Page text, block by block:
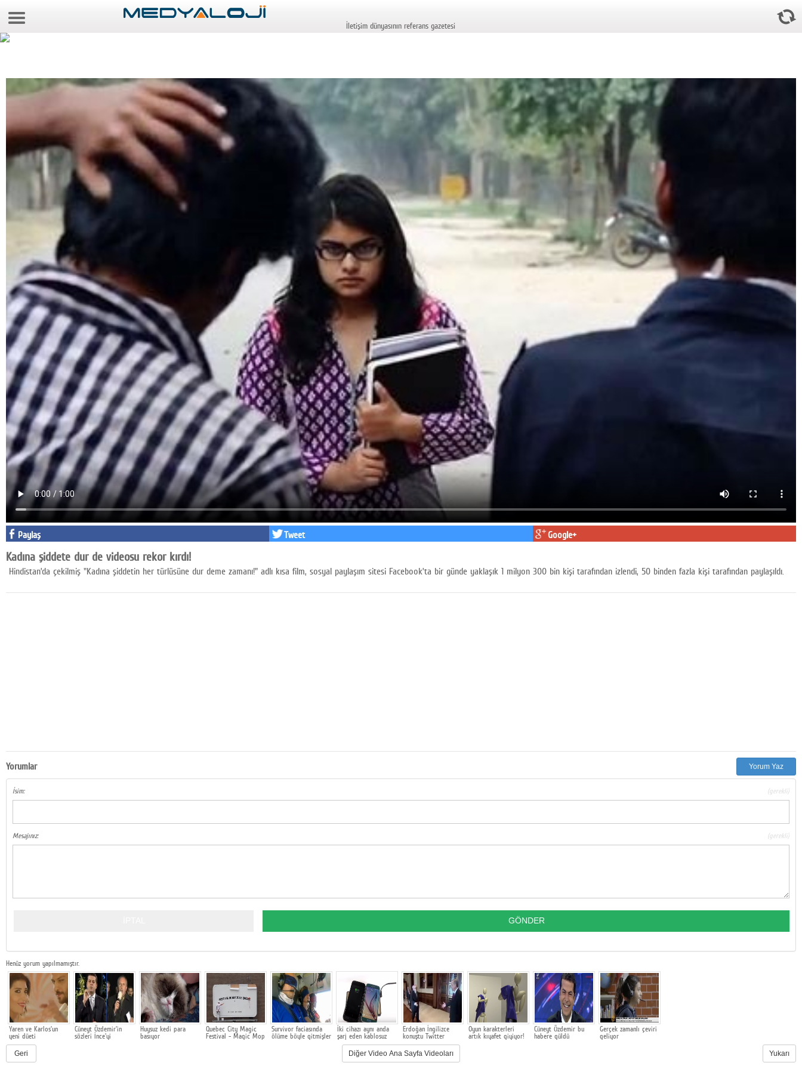
5 Ağustos 2026 23:27:43
Video Galeri
Medya
Reyting-tiraj
Teknoloji
Televizyon
Dünya
Facebook
Diziler
Karikatür
Youtube
Polemik
Reklam
Yazarlar
Künye
SOSYAL MEDYA
Facebook
Twitter
© 2026 TÜM HAKLARI SAKLIDIR
İletişim dünyasının referans gazetesi
Paylaş Tweet Google+
Kadına şiddete dur de videosu rekor kırdı!
Hindistan’da çekilmiş "Kadına şiddetin her türlüsüne dur deme zamanı!" adlı kısa film, sosyal paylaşım sitesi Facebook’ta bir günde yaklaşık 1 milyon 300 bin kişi tarafından izlendi, 50 binden fazla kişi tarafından paylaşıldı.
Yorumlar Yorum Yaz
İsim: (gerekli)
Mesajınız: (gerekli)
Henüz yorum yapılmamıştır.
Yaren ve Karlos'un
yeni düeti
Cüneyt Özdemir'in
sözleri İnce'yi
Huysuz kedi para
basıyor
Quebec City Magic
Festival - Magic Mop
Survivor faciasında
ölüme böyle gitmişler
İki cihazı aynı anda
şarj eden kablosuz
şarj cihazı
Erdoğan İngilizce
konuştu Twitter
yıkıldı...
Oyun karakterleri
artık kıyafet giyiyor!
Cüneyt Özdemir bu
habere güldü
Gerçek zamanlı çeviri
geliyor
Geri Diğer Video Ana Sayfa Videoları Yukarı